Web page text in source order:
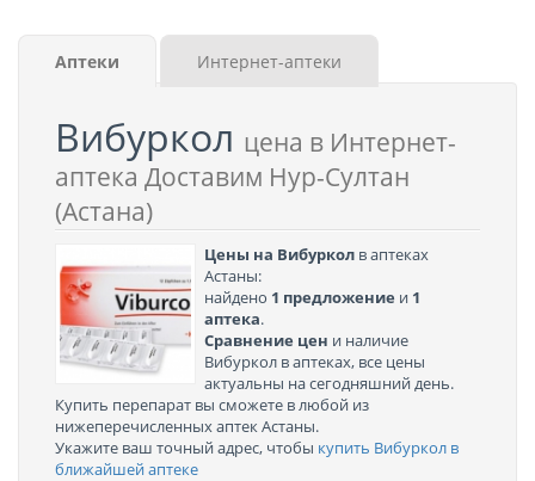
Аптеки Интернет-аптеки
Вибуркол цена в Интернет-
аптека Доставим Нур-Султан
(Астана)
Цены на Вибуркол в аптеках
Астаны:
найдено 1 предложение и 1
аптека.
Сравнение цен и наличие
Вибуркол в аптеках, все цены
актуальны на сегодняшний день.
Купить перепарат вы сможете в любой из
нижеперечисленных аптек Астаны.
Укажите ваш точный адрес, чтобы купить Вибуркол в
ближайшей аптеке